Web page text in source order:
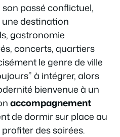
passé conflictuel,
une destination
gastronomie
concerts, quartiers
le genre de ville
à intégrer, alors
bienvenue à un
accompagnement
de dormir sur place au
des soirées.